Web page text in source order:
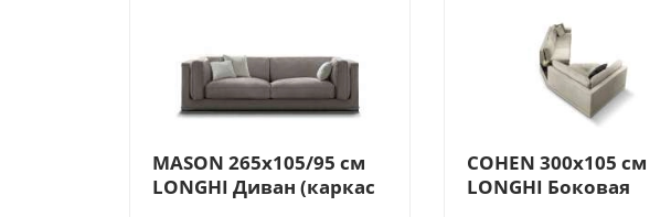
MASON 265х105/95 см
LONGHI Диван (каркас
COHEN 300х105 см
LONGHI Боковая